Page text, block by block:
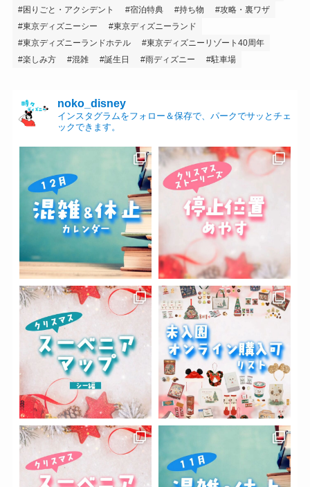
困りごと・アクシデント
宿泊特典 持ち物
攻略・裏ワザ
東京ディズニーシー
東京ディズニーランド
東京ディズニーランドホテル
東京ディズニーリゾート40周年
楽しみ方
混雑 誕生日 雨ディズニー 駐車場
noko_disney
インスタグラムをフォロー＆保存で、パークでサッとチェ
ックできます。